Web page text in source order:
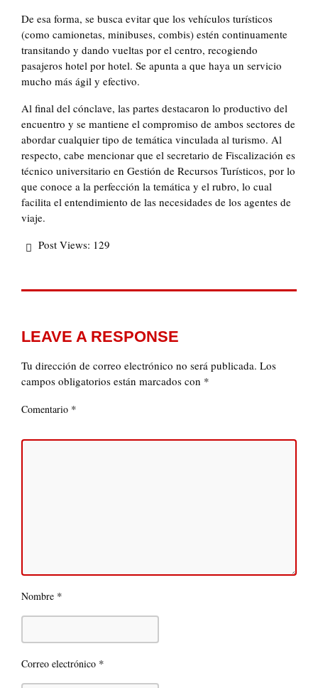
De esa forma, se busca evitar que los vehículos turísticos
(como camionetas, minibuses, combis) estén continuamente
transitando y dando vueltas por el centro, recogiendo
pasajeros hotel por hotel. Se apunta a que haya un servicio
mucho más ágil y efectivo.
Al final del cónclave, las partes destacaron lo productivo del
encuentro y se mantiene el compromiso de ambos sectores de
abordar cualquier tipo de temática vinculada al turismo. Al
respecto, cabe mencionar que el secretario de Fiscalización es
técnico universitario en Gestión de Recursos Turísticos, por lo
que conoce a la perfección la temática y el rubro, lo cual
facilita el entendimiento de las necesidades de los agentes de
viaje.
Post Views: 129
LEAVE A RESPONSE
Tu dirección de correo electrónico no será publicada. Los
campos obligatorios están marcados con *
Comentario *
Nombre *
Correo electrónico *